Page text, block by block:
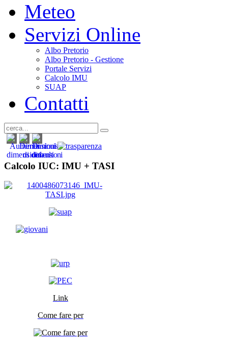
Meteo
Servizi Online
Albo Pretorio
Albo Pretorio - Gestione
Portale Servizi
Calcolo IMU
SUAP
Contatti
Calcolo IUC: IMU + TASI
Link
Come fare per